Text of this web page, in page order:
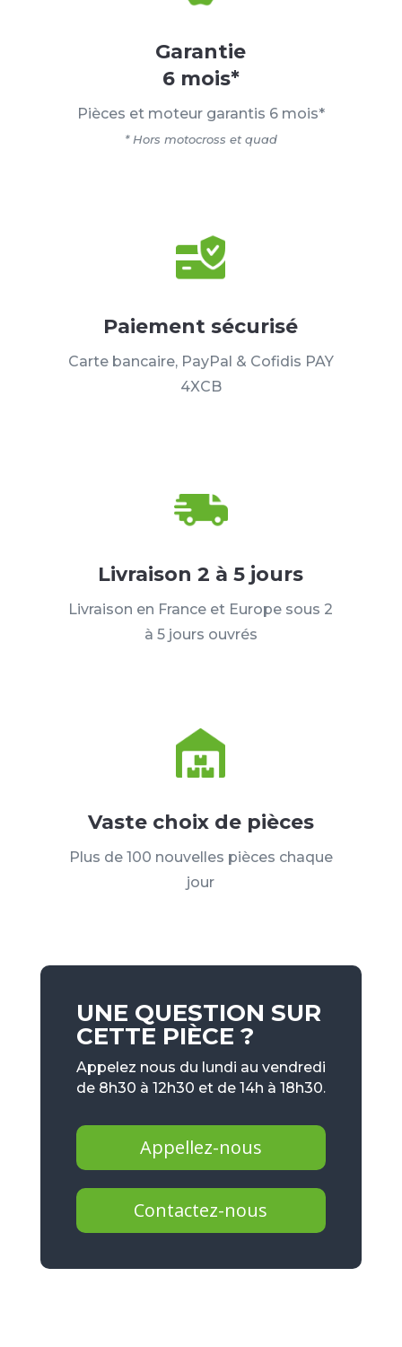
Garantie
6 mois*
Pièces et moteur garantis 6 mois*
* Hors motocross et quad
Paiement sécurisé
Carte bancaire, PayPal & Cofidis PAY
4XCB
Livraison 2 à 5 jours
Livraison en France et Europe sous 2
à 5 jours ouvrés
Vaste choix de pièces
Plus de 100 nouvelles pièces chaque
jour
UNE QUESTION SUR
CETTE PIÈCE ?
Appelez nous du lundi au vendredi
de 8h30 à 12h30 et de 14h à 18h30.
Appellez-nous
Contactez-nous